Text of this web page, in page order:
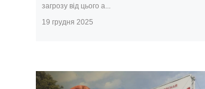
загрозу від цього а...
19 грудня 2025